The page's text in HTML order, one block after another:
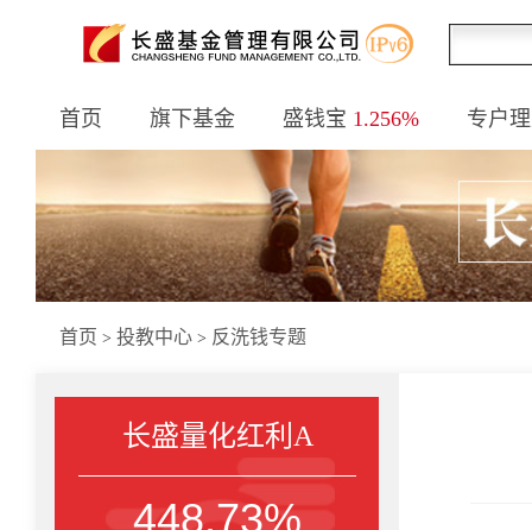
首页 旗下基金 盛钱宝 1.256% 专户
首页 > 投教中心 > 反洗钱专题
长盛量化红利A
448.73%